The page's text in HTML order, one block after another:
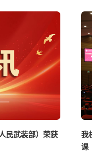
民武装部）荣获
我
课